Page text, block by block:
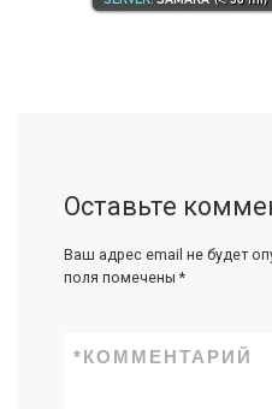
Оставьте
Ваш адрес email не будет
поля помечены *
КОММЕНТАРИЙ
*